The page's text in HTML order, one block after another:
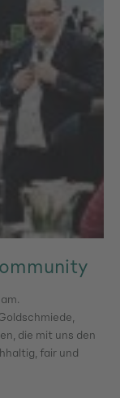
die mit uns den
fair und